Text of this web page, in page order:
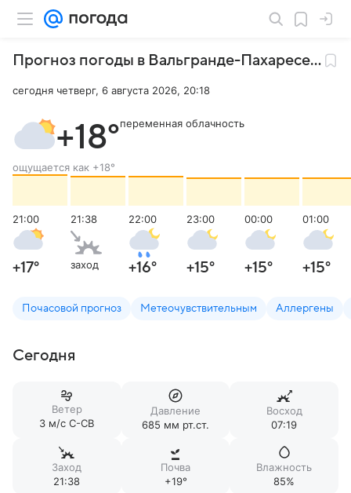
Прогноз погоды в Вальгранде-Пахаресе
,
сегодня четверг, 6 августа 2026, 20:18
+18°
ощущается как +18°
переменная облачность
21:00
+17°
21:38
заход
22:00
+16°
23:00
+15°
00:00
+15°
01:00
+15°
Почасовой прогноз Метеочувствительным Аллергены
Сегодня
Ветер
3 м/c С-СВ
Давление
685 мм рт.ст.
Восход
07:19
Заход
21:38
Почва
+19°
Влажность
85%